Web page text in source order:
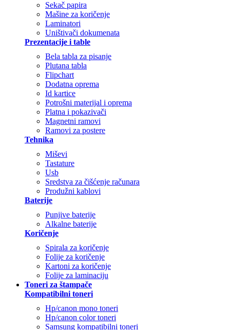
Sekač papira
Mašine za koričenje
Laminatori
Uništivači dokumenata
Prezentacije i table
Bela tabla za pisanje
Plutana tabla
Flipchart
Dodatna oprema
Id kartice
Potrošni materijal i oprema
Platna i pokazivači
Magnetni ramovi
Ramovi za postere
Tehnika
Miševi
Tastature
Usb
Sredstva za čišćenje računara
Produžni kablovi
Baterije
Punjive baterije
Alkalne baterije
Koričenje
Spirala za koričenje
Folije za koričenje
Kartoni za koričenje
Folije za laminaciju
Toneri za štampače
Kompatibilni toneri
Hp/canon mono toneri
Hp/canon color toneri
Samsung kompatibilni toneri